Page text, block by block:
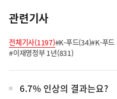
관련기사
전체기사(1197)#K-푸드(34)#K-푸드
#이재명정부 1년(831)
6.7% 인상의 결과는요?